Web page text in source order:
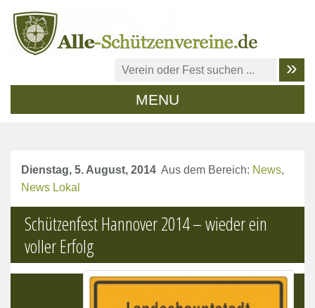
MENU
Dienstag, 5. August, 2014 Aus dem Bereich: News,
News Lokal
Schützenfest Hannover 2014 – wieder ein
voller Erfolg